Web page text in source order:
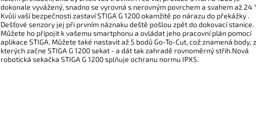
dokonale vyvážený, snadno se vyrovná s nerovným povrchem a svahem až 24
Kvůli vaší bezpečnosti zastaví STIGA G 1200 okamžitě po nárazu do překážky .
Dešťové senzory jej při prvním náznaku deště pošlou zpět do dokovací stanice.
Můžete ho připojit k vašemu smartphonu a ovládat jeho pracovní plán pomocí
aplikace STIGA. Můžete také nastavit až 5 bodů Go-To-Cut, což znamená body,
kterých začne STIGA G 1200 sekat - a dát tak zahradě rovnoměrný střih.Nová
robotická sekačka STIGA G 1200 splňuje ochranu normu IPX5.